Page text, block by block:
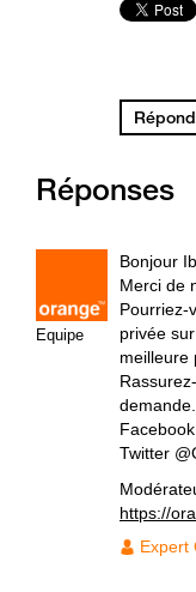
Réponses
Equipe
Bonjour
Merci de
Pourriez-
privée
meilleure
demande.
Twitter
https://
Expert